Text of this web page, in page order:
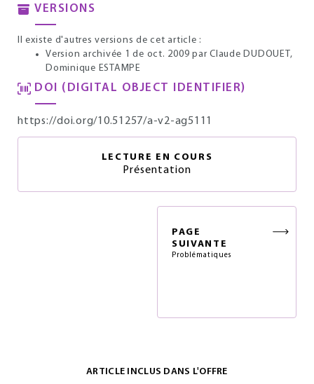
VERSIONS
Il existe d'autres versions de cet article :
Version archivée 1 de oct. 2009 par Claude DUDOUET,
Dominique ESTAMPE
DOI (DIGITAL OBJECT IDENTIFIER)
https://doi.org/10.51257/a-v2-ag5111
LECTURE EN COURS
Présentation
PAGE
SUIVANTE
Problématiques
ARTICLE INCLUS DANS L'OFFRE